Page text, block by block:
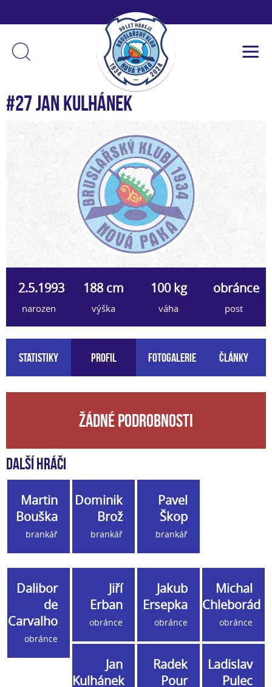
#27 Jan Kulhánek
2.5.1993
narozen
188 cm
výška
100 kg
váha
obránce
post
Statistiky Profil Fotogalerie Články
Žádné podrobnosti
Další hráči
Martin
Bouška
brankář
Dominik
Brož
brankář
Pavel
Škop
brankář
Dalibor
de
Carvalho
obránce
Jiří
Erban
obránce
Jakub
Ersepka
obránce
Michal
Chleborád
obránce
Jan
Kulhánek
Radek
Pour
Ladislav
Pulec